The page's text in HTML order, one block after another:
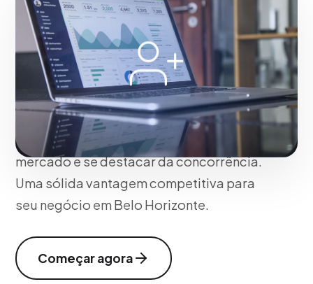
criadores de conteúdo com base na
identidade única de sua marca em Belo
Horizonte e no comportamento de seus
clientes ideais. Nossa abordagem
garante resultados mensuráveis, perfeita
adaptação às novas tecnologias e
táticas otimizadas para dominar seu
mercado e se destacar da concorrência.
Uma sólida vantagem competitiva para
seu negócio em Belo Horizonte.
Começar agora